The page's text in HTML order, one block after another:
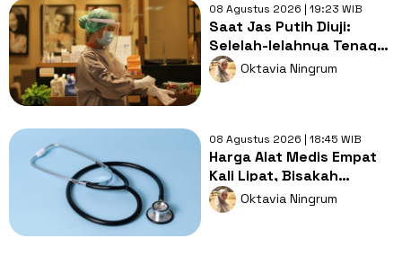
08 Agustus 2026 | 19:23 WIB
Saat Jas Putih Diuji:
Selelah-lelahnya Tenaga
Kesehatan, Tetap Lebih
Melelahkan Jadi Pasien
Oktavia Ningrum
08 Agustus 2026 | 18:45 WIB
Harga Alat Medis Empat
Kali Lipat, Bisakah
Layanan Kesehatan
Tetap Murah?
Oktavia Ningrum